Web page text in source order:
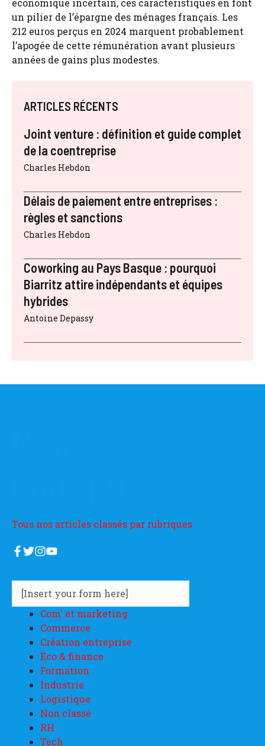
économique incertain, ces caractéristiques en font
un pilier de l’épargne des ménages français. Les
212 euros perçus en 2024 marquent probablement
l’apogée de cette rémunération avant plusieurs
années de gains plus modestes.
ARTICLES RÉCENTS
Joint venture : définition et guide complet
de la coentreprise
Charles Hebdon
Délais de paiement entre entreprises :
règles et sanctions
Charles Hebdon
Coworking au Pays Basque : pourquoi
Biarritz attire indépendants et équipes
hybrides
Antoine Depassy
Tous nos articles classés par rubriques
[Insert your form here]
Com' et marketing
Commerce
Création entreprise
Éco & finance
Formation
Industrie
Logistique
Non classé
RH
Tech